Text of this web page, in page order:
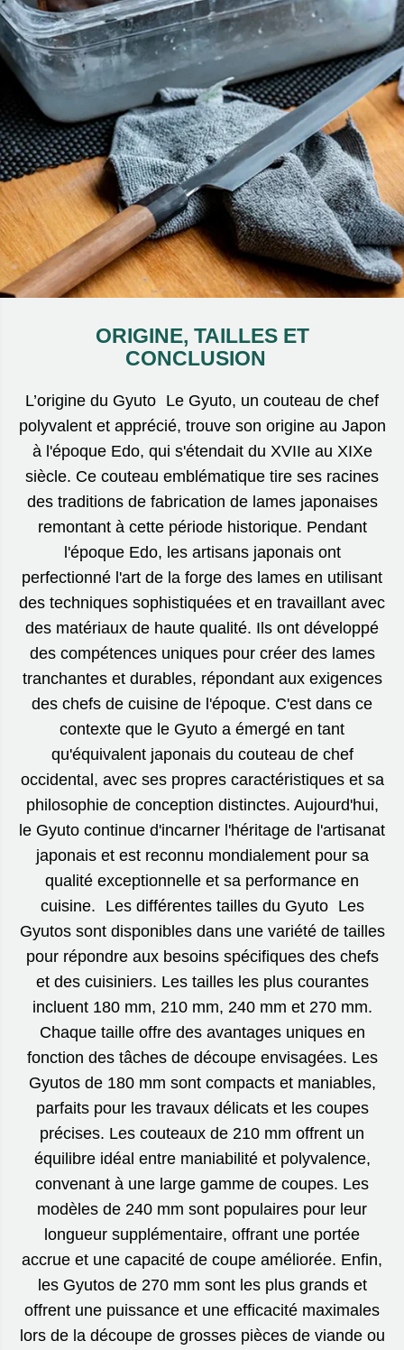
ORIGINE, TAILLES ET
CONCLUSION
L’origine du Gyuto Le Gyuto, un couteau de chef
polyvalent et apprécié, trouve son origine au Japon
à l'époque Edo, qui s'étendait du XVIIe au XIXe
siècle. Ce couteau emblématique tire ses racines
des traditions de fabrication de lames japonaises
remontant à cette période historique. Pendant
l'époque Edo, les artisans japonais ont
perfectionné l'art de la forge des lames en utilisant
des techniques sophistiquées et en travaillant avec
des matériaux de haute qualité. Ils ont développé
des compétences uniques pour créer des lames
tranchantes et durables, répondant aux exigences
des chefs de cuisine de l'époque. C'est dans ce
contexte que le Gyuto a émergé en tant
qu'équivalent japonais du couteau de chef
occidental, avec ses propres caractéristiques et sa
philosophie de conception distinctes. Aujourd'hui,
le Gyuto continue d'incarner l'héritage de l'artisanat
japonais et est reconnu mondialement pour sa
qualité exceptionnelle et sa performance en
cuisine. Les différentes tailles du Gyuto Les
Gyutos sont disponibles dans une variété de tailles
pour répondre aux besoins spécifiques des chefs
et des cuisiniers. Les tailles les plus courantes
incluent 180 mm, 210 mm, 240 mm et 270 mm.
Chaque taille offre des avantages uniques en
fonction des tâches de découpe envisagées. Les
Gyutos de 180 mm sont compacts et maniables,
parfaits pour les travaux délicats et les coupes
précises. Les couteaux de 210 mm offrent un
équilibre idéal entre maniabilité et polyvalence,
convenant à une large gamme de coupes. Les
modèles de 240 mm sont populaires pour leur
longueur supplémentaire, offrant une portée
accrue et une capacité de coupe améliorée. Enfin,
les Gyutos de 270 mm sont les plus grands et
offrent une puissance et une efficacité maximales
lors de la découpe de grosses pièces de viande ou